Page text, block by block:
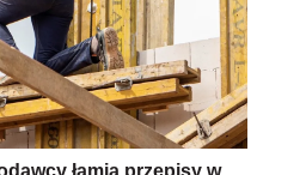
łamią przepisy w